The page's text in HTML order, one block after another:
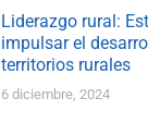
Liderazgo rural:
impulsar el
territorios rurales
6 diciembre, 2024